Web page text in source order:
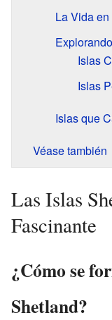
La Vida
Islas
Islas
Islas que
Véase también
Las Islas
Fascinante
¿Cómo se
Shetland?